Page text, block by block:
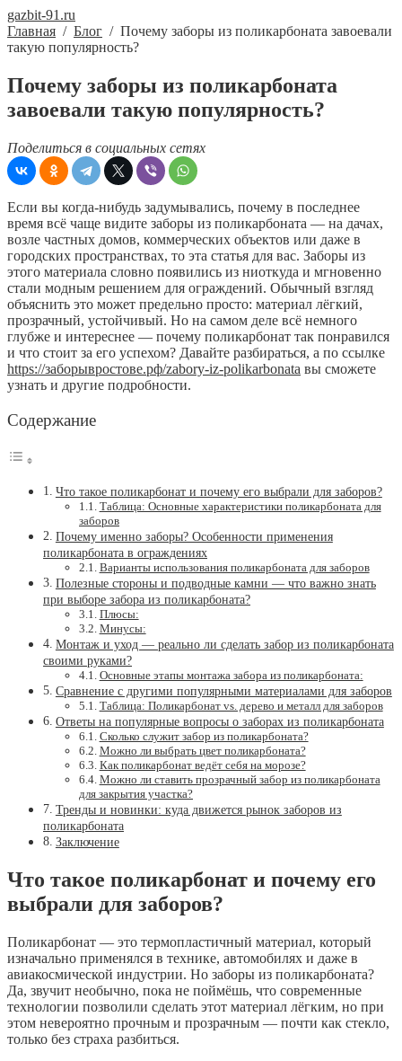
gazbit-91.ru
Главная / Блог / Почему заборы из поликарбоната завоевали
такую популярность?
Почему заборы из поликарбоната
завоевали такую популярность?
Поделиться в социальных сетях
Если вы когда-нибудь задумывались, почему в последнее
время всё чаще видите заборы из поликарбоната — на дачах,
возле частных домов, коммерческих объектов или даже в
городских пространствах, то эта статья для вас. Заборы из
этого материала словно появились из ниоткуда и мгновенно
стали модным решением для ограждений. Обычный взгляд
объяснить это может предельно просто: материал лёгкий,
прозрачный, устойчивый. Но на самом деле всё немного
глубже и интереснее — почему поликарбонат так понравился
и что стоит за его успехом? Давайте разбираться, а по ссылке
https://заборывростове.рф/zabory-iz-polikarbonata вы сможете
узнать и другие подробности.
Содержание
Что такое поликарбонат и почему его выбрали для заборов?
Таблица: Основные характеристики поликарбоната для
заборов
Почему именно заборы? Особенности применения
поликарбоната в ограждениях
Варианты использования поликарбоната для заборов
Полезные стороны и подводные камни — что важно знать
при выборе забора из поликарбоната?
Плюсы:
Минусы:
Монтаж и уход — реально ли сделать забор из поликарбоната
своими руками?
Основные этапы монтажа забора из поликарбоната:
Сравнение с другими популярными материалами для заборов
Таблица: Поликарбонат vs. дерево и металл для заборов
Ответы на популярные вопросы о заборах из поликарбоната
Сколько служит забор из поликарбоната?
Можно ли выбрать цвет поликарбоната?
Как поликарбонат ведёт себя на морозе?
Можно ли ставить прозрачный забор из поликарбоната
для закрытия участка?
Тренды и новинки: куда движется рынок заборов из
поликарбоната
Заключение
Что такое поликарбонат и почему его
выбрали для заборов?
Поликарбонат — это термопластичный материал, который
изначально применялся в технике, автомобилях и даже в
авиакосмической индустрии. Но заборы из поликарбоната?
Да, звучит необычно, пока не поймёшь, что современные
технологии позволили сделать этот материал лёгким, но при
этом невероятно прочным и прозрачным — почти как стекло,
только без страха разбиться.